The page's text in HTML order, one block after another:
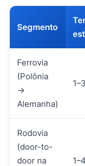
Segmento
Ferrovia
(Polônia
→
Alemanha)
Rodovia
(door-to-
door na